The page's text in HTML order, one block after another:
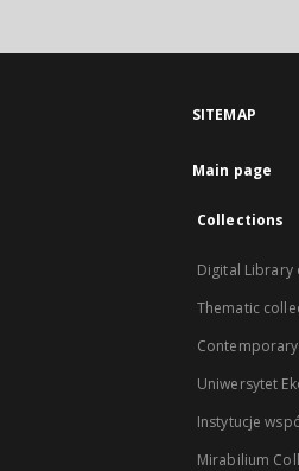
SITEMAP
Main page
Collections
Digital Library
Thematic
Uniwersytet
Instytucje
Mirabilium